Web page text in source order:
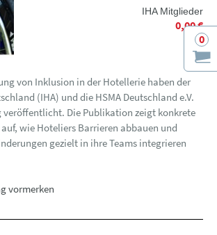
0
IHA Mitglieder
0,00 €
von Inklusion in der Hotellerie haben der
(IHA) und die HSMA Deutschland e.V.
veröffentlicht. Die Publikation zeigt konkrete
wie Hoteliers Barrieren abbauen und
gezielt in ihre Teams integrieren
vormerken